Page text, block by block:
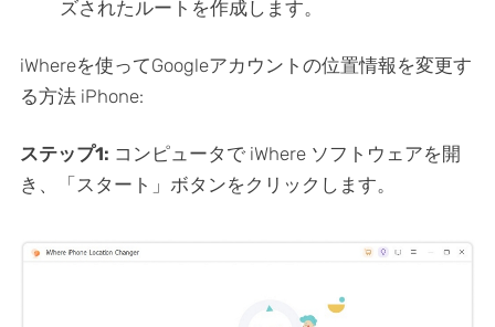
ズされたルートを作成します。
iWhereを使ってGoogleアカウントの位置情報を変更す
る方法 iPhone:
ステップ1: コンピュータで iWhere ソフトウェアを開
き、「スタート」ボタンをクリックします。